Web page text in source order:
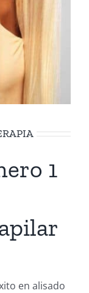
1
en alisado